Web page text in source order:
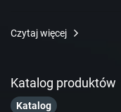
Czytaj więcej
Katalog produktów
Katalog